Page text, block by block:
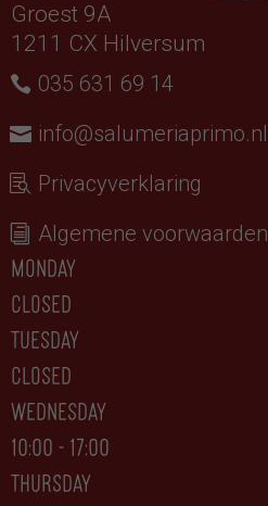
Groest 9A
1211 CX Hilversum
035 631 69 14
info@salumeriaprimo.nl
Privacyverklaring
Algemene voorwaarden
monday
closed
tuesday
CLOSED
wednesday
10:00 - 17:00
thursday